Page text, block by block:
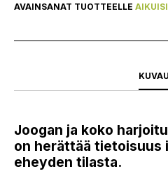
AVAINSANAT TUOTTEELLE
Joogan ja koko
on herättää tietoisuus
eheyden tilasta.